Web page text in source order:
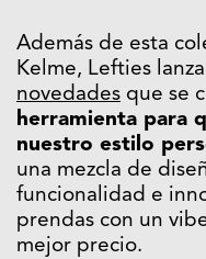
Además de esta
Kelme, Lefties
novedades que se
herramienta para
nuestro estilo
una mezcla de
funcionalidad e
prendas con un
mejor precio.